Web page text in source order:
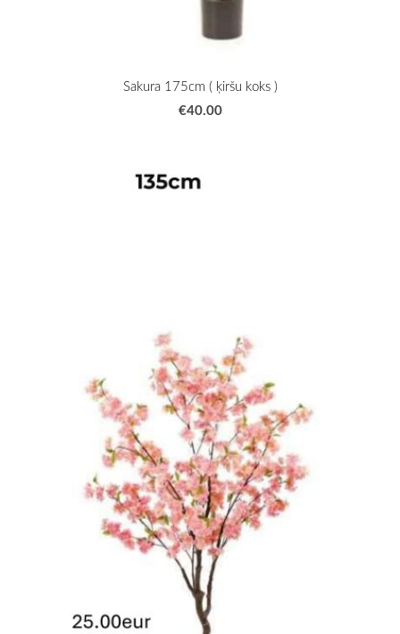
Sakura 175cm ( ķiršu koks )
€40.00